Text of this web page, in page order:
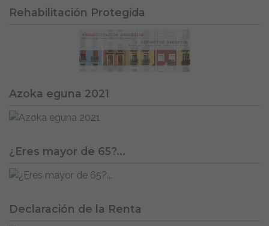
Rehabilitación Protegida
Azoka eguna 2021
¿Eres mayor de 65?...
Declaración de la Renta